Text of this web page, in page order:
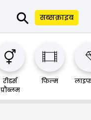
⚲ सब्सक्राइब
रीडर्स
प्रौब्लम
फिल्म